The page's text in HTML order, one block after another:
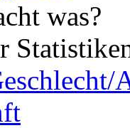
was?